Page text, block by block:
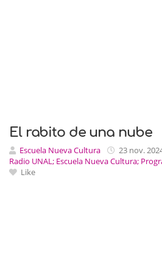
El rabito de una nube
Escuela Nueva Cultura 23 nov.
Radio UNAL; Escuela Nueva Cultura;
Like